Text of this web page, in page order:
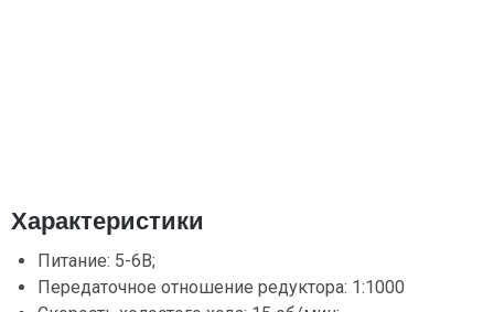
Характеристики
Питание: 5-6В;
Передаточное отношение редуктора: 1:1000